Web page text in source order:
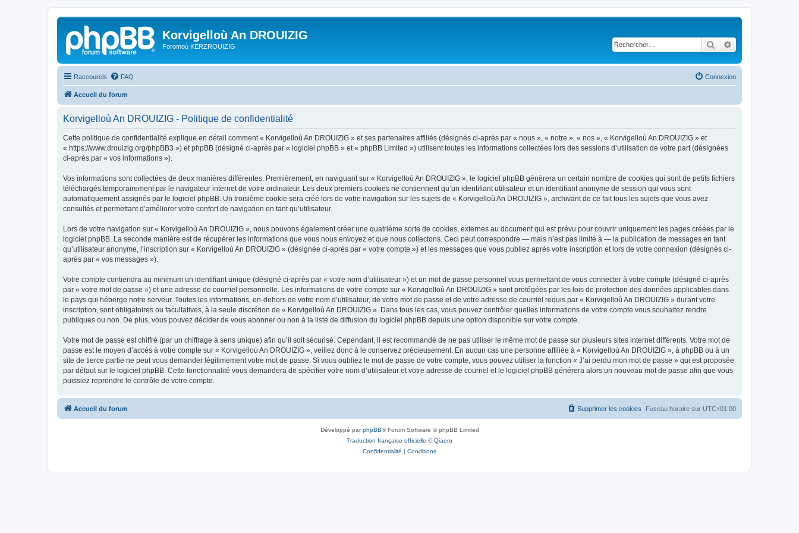
Korvigelloù An DROUIZIG
Foromoù KERZROUIZIG Rechercher
Raccourcis FAQ Connexion
Accueil du forum
Korvigelloù An DROUIZIG - Politique de confidentialité
Cette politique de confidentialité explique en détail comment « Korvigelloù An DROUIZIG » et ses partenaires affiliés (désignés ci-après par « nous », « notre », « nos », « Korvigelloù An DROUIZIG » et
« https://www.drouizig.org/phpBB3 ») et phpBB (désigné ci-après par « logiciel phpBB » et « phpBB Limited ») utilisent toutes les informations collectées lors des sessions d’utilisation de votre part (désignées
ci-après par « vos informations »).
Vos informations sont collectées de deux manières différentes. Premièrement, en naviguant sur « Korvigelloù An DROUIZIG », le logiciel phpBB génèrera un certain nombre de cookies qui sont de petits fichiers
téléchargés temporairement par le navigateur internet de votre ordinateur. Les deux premiers cookies ne contiennent qu’un identifiant utilisateur et un identifiant anonyme de session qui vous sont
automatiquement assignés par le logiciel phpBB. Un troisième cookie sera créé lors de votre navigation sur les sujets de « Korvigelloù An DROUIZIG », archivant de ce fait tous les sujets que vous avez
consultés et permettant d’améliorer votre confort de navigation en tant qu’utilisateur.
Lors de votre navigation sur « Korvigelloù An DROUIZIG », nous pouvons également créer une quatrième sorte de cookies, externes au document qui est prévu pour couvrir uniquement les pages créées par le
logiciel phpBB. La seconde manière est de récupérer les informations que vous nous envoyez et que nous collectons. Ceci peut correspondre — mais n’est pas limité à — la publication de messages en tant
qu’utilisateur anonyme, l’inscription sur « Korvigelloù An DROUIZIG » (désignée ci-après par « votre compte ») et les messages que vous publiez après votre inscription et lors de votre connexion (désignés ci-
après par « vos messages »).
Votre compte contiendra au minimum un identifiant unique (désigné ci-après par « votre nom d’utilisateur ») et un mot de passe personnel vous permettant de vous connecter à votre compte (désigné ci-après
par « votre mot de passe ») et une adresse de courriel personnelle. Les informations de votre compte sur « Korvigelloù An DROUIZIG » sont protégées par les lois de protection des données applicables dans
le pays qui héberge notre serveur. Toutes les informations, en-dehors de votre nom d’utilisateur, de votre mot de passe et de votre adresse de courriel requis par « Korvigelloù An DROUIZIG » durant votre
inscription, sont obligatoires ou facultatives, à la seule discrétion de « Korvigelloù An DROUIZIG ». Dans tous les cas, vous pouvez contrôler quelles informations de votre compte vous souhaitez rendre
publiques ou non. De plus, vous pouvez décider de vous abonner ou non à la liste de diffusion du logiciel phpBB depuis une option disponible sur votre compte.
Votre mot de passe est chiffré (par un chiffrage à sens unique) afin qu’il soit sécurisé. Cependant, il est recommandé de ne pas utiliser le même mot de passe sur plusieurs sites internet différents. Votre mot de
passe est le moyen d’accès à votre compte sur « Korvigelloù An DROUIZIG », veillez donc à le conservez précieusement. En aucun cas une personne affiliée à « Korvigelloù An DROUIZIG », à phpBB ou à un
site de tierce partie ne peut vous demander légitimement votre mot de passe. Si vous oubliez le mot de passe de votre compte, vous pouvez utiliser la fonction « J’ai perdu mon mot de passe » qui est proposée
par défaut sur le logiciel phpBB. Cette fonctionnalité vous demandera de spécifier votre nom d’utilisateur et votre adresse de courriel et le logiciel phpBB générera alors un nouveau mot de passe afin que vous
puissiez reprendre le contrôle de votre compte.
Accueil du forum Fuseau horaire sur UTC+01:00
Supprimer les cookies
Développé parphpBB® Forum Software © phpBB Limited
Traduction française officielle ©Qiaeru
Confidentialité | Conditions